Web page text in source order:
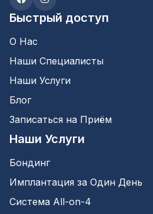
Быстрый доступ
О Нас
Наши Специалисты
Наши Услуги
Блог
Записаться на Приём
Наши Услуги
Бондинг
Имплантация за Один День
Система All-on-4